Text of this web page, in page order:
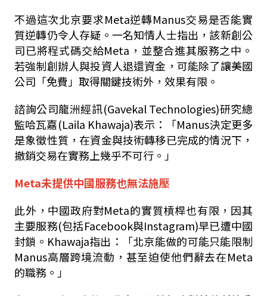
不過這次北京要求Meta逆轉Manus交易是否能實
質逆轉仍令人存疑。一名知情人士指出，該新創公
司已將程式碼交給Meta ，並整合進其服務之中。
若強制創辦人與投資人退還資金，可能除了讓美國
公司「免費」取得關鍵技術外，效果有限。
諮詢公司龍洲經訊(Gavekal Technologies)研究總
監哈瓦嘉(Laila Khawaja)表示：「Manus決定更多
是象徵性質，在資金與技術轉移已完成的情況下，
撤銷交易在實務上幾乎不可行。」
Meta未提供中國服務也無法施壓
此外，中國政府對Meta的實質槓桿也有限，因其
主要服務(包括Facebook與Instagram)早已遭中國
封鎖。 Khawaja指出：「北京能做的可能只能限制
Manus高層跨境流動，甚至迫使他們辭去在Meta
的職務。」